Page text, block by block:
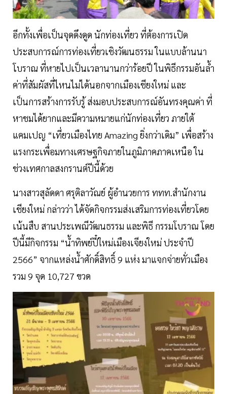
อีกทั้งเพื่อเป็นจุดดึงดูด นักท่องเที่ยว ที่ต้องการเปิด
ประสบการณ์การท่องเที่ยวเชิงวัฒนธรรม ในแบบล้านนา
โบราณ ที่หายไปเป็นเวลานานกว่าร้อยปี ในพิธีกรรมอันลํ้า
ค่าที่สัมผัสที่ไหนไม่ได้นอกจากเมืองเชียงใหม่ และ
เป็นการสร้างการรับรู้ ส่งมอบประสบการณ์อันทรงคุณค่า ที่
หาชมได้ยากและมีความหมายแก่นักท่องเที่ยว ภายใต้
แคมเปญ “เที่ยวเมืองไทย Amazing ยิ่งกว่าเดิม” เพื่อสร้าง
แรงกระเพื่อมทางเศรษฐกิจภายในภูมิภาคภาคเหนือ ใน
ช่วงเทศกาลสงกรานต์ปีนี้ด้วย
นางสาวสุลัดดา ศรุติลาวัณย์ ผู้อำนวยการ ททท.สำนักงาน
เชียงใหม่ กล่าวว่า ได้จัดกิจกรรมส่งเสริมการท่องเที่ยวโดย
เน้นสืบ สานประเพณีวัฒนธรรม และพิธี กรรมโบราณ โดย
ปีนี้มีกิจกรรม “นํ้าทิพย์ปี๋ใหม่เมืองเจียงใหม่ ประจำปี
2566” จากแหล่งนํ้าศักดิ์สิทธิ์ 9 แห่ง มาแจกจ่ายทั่วเมือง
รวม 9 จุด 10,727 ขวด